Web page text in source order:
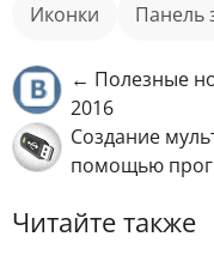
иконки панель
← Полезные
2016
Создание
помощью
Читайте также